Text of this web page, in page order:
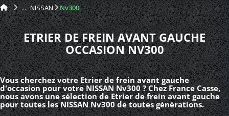
NISSAN Nv300
ETRIER DE FREIN AVANT GAUCHE
OCCASION NV300
Vous cherchez votre Etrier de frein avant gauche
d'occasion pour votre NISSAN Nv300 ? Chez France Casse,
nous avons une sélection de Etrier de frein avant gauche
pour toutes les NISSAN Nv300 de toutes générations.